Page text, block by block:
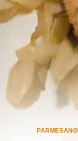
PARMESANO